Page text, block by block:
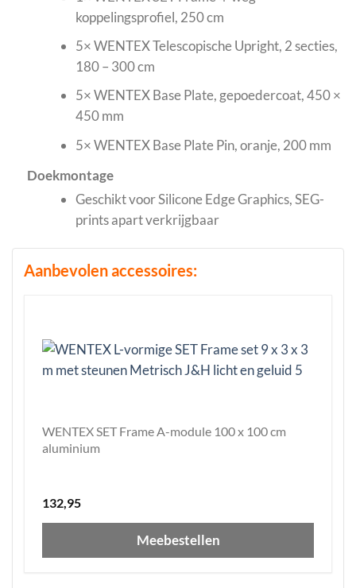
koppelingsprofiel, 250 cm
5× WENTEX Telescopische Upright, 2 secties,
180 – 300 cm
5× WENTEX Base Plate, gepoedercoat, 450 ×
450 mm
5× WENTEX Base Plate Pin, oranje, 200 mm
Doekmontage
Geschikt voor Silicone Edge Graphics, SEG-
prints apart verkrijgbaar
Aanbevolen accessoires:
WENTEX SET Frame A-module 100 x 100 cm
aluminium
132,95
Meebestellen